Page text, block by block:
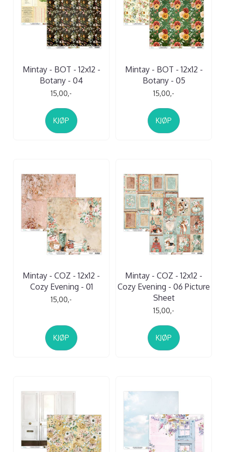
Mintay - BOT - 12x12 -
Botany - 04
15,00,-
KJØP
Mintay - BOT - 12x12 -
Botany - 05
15,00,-
KJØP
Mintay - COZ - 12x12 -
Cozy Evening - 01
15,00,-
KJØP
Mintay - COZ - 12x12 -
Cozy Evening - 06 Picture
Sheet
15,00,-
KJØP